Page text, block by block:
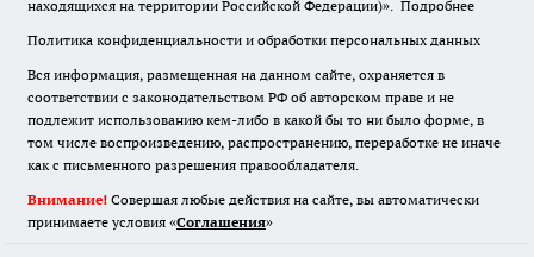
находящихся на территории Российской Федерации)». Подробнее
Политика конфиденциальности и обработки персональных данных
Вся информация, размещенная на данном сайте, охраняется в
соответствии с законодательством РФ об авторском праве и не
подлежит использованию кем-либо в какой бы то ни было форме, в
том числе воспроизведению, распространению, переработке не иначе
как с письменного разрешения правообладателя.
Внимание! Совершая любые действия на сайте, вы автоматически
принимаете условия «Cоглашения»